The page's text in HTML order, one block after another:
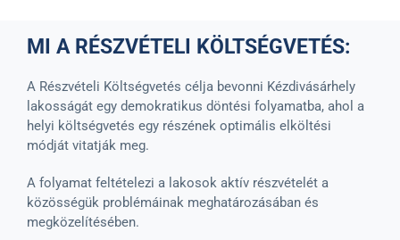
MI A RÉSZVÉTELI KÖLTSÉGVETÉS:
A Részvételi Költségvetés célja bevonni Kézdivásárhely
lakosságát egy demokratikus döntési folyamatba, ahol a
helyi költségvetés egy részének optimális elköltési
módját vitatják meg.
A folyamat feltételezi a lakosok aktív részvételét a
közösségük problémáinak meghatározásában és
megközelítésében.